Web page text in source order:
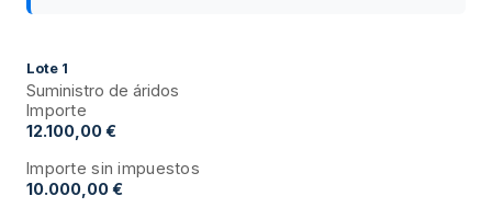
Lote 1
Suministro de áridos
Importe
12.100,00 €
Importe sin impuestos
10.000,00 €